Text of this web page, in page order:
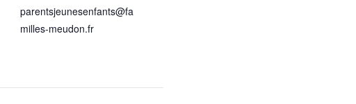
parentsjeunesenfants@fa
milles-meudon.fr